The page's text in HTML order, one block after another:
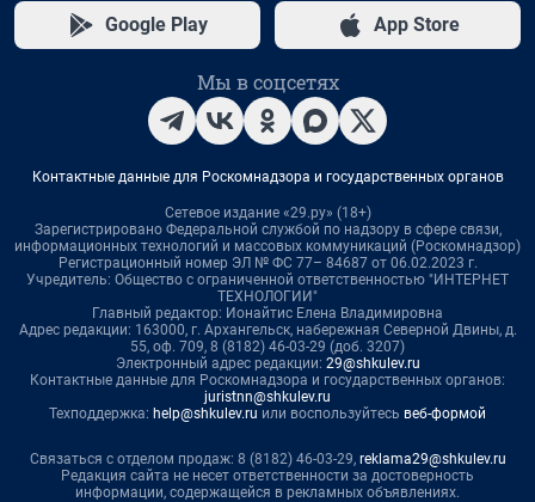
Google Play App Store
Мы в соцсетях
Контактные данные для Роскомнадзора и государственных органов
Сетевое издание «29.ру» (18+)
Зарегистрировано Федеральной службой по надзору в сфере связи,
информационных технологий и массовых коммуникаций (Роскомнадзор)
Регистрационный номер ЭЛ № ФС 77– 84687 от 06.02.2023 г.
Учредитель: Общество с ограниченной ответственностью "ИНТЕРНЕТ
ТЕХНОЛОГИИ"
Главный редактор: Ионайтис Елена Владимировна
Адрес редакции: 163000, г. Архангельск, набережная Северной Двины, д.
55, оф. 709, 8 (8182) 46-03-29 (доб. 3207)
Электронный адрес редакции: 29@shkulev.ru
Контактные данные для Роскомнадзора и государственных органов:
juristnn@shkulev.ru
Техподдержка: help@shkulev.ru или воспользуйтесь веб-формой
Связаться с отделом продаж: 8 (8182) 46-03-29, reklama29@shkulev.ru
Редакция сайта не несет ответственности за достоверность
информации, содержащейся в рекламных объявлениях.